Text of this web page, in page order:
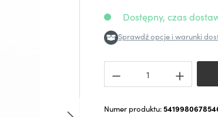
Dostępny, czas
Sprawdź opcje i warunki
Numer produktu: